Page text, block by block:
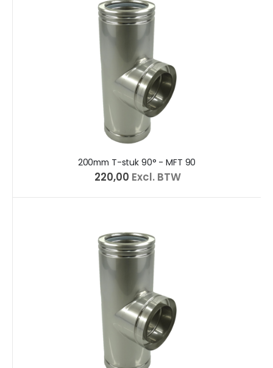
200mm T-stuk 90° - MFT 90
€ 220,00 Excl. BTW